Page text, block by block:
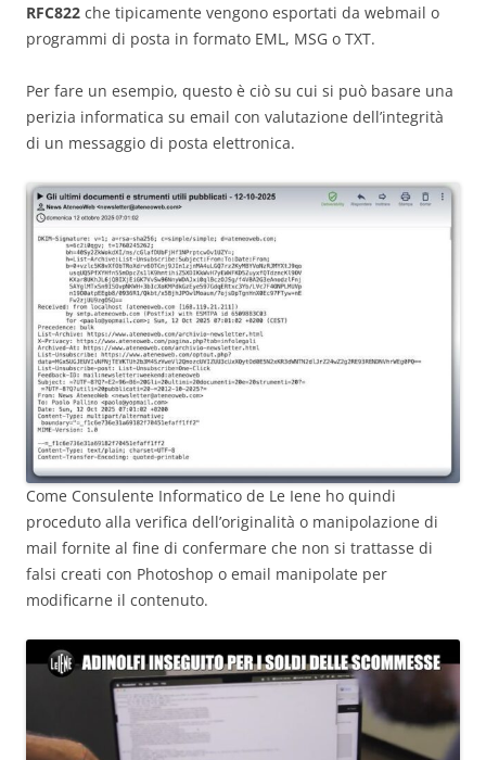
RFC822 che tipicamente vengono esportati da webmail o
programmi di posta in formato EML, MSG o TXT.
Per fare un esempio, questo è ciò su cui si può basare una
perizia informatica su email con valutazione dell’integrità
di un messaggio di posta elettronica.
Come Consulente Informatico de Le Iene ho quindi
proceduto alla verifica dell’originalità o manipolazione di
mail fornite al fine di confermare che non si trattasse di
falsi creati con Photoshop o email manipolate per
modificarne il contenuto.